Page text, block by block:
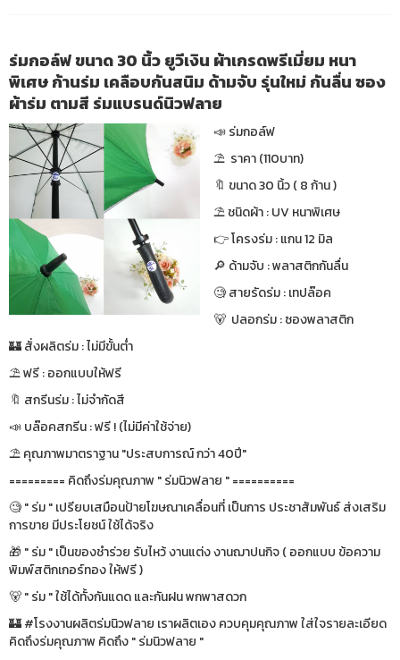
ร่มกอล์ฟ ขนาด 30 นิ้ว ยูวีเงิน ผ้าเกรดพรีเมี่ยม หนา
พิเศษ ก้านร่ม เคลือบกันสนิม ด้ามจับ รุ่นใหม่ กันลื่น ซอง
ผ้าร่ม ตามสี ร่มแบรนด์นิวฟลาย
📣 ร่มกอล์ฟ
⛱ ราคา (110บาท)
🔖 ขนาด 30 นิ้ว ( 8 ก้าน )
⛱ ชนิดผ้า : UV หนาพิเศษ
👉 โครงร่ม : แกน 12 มิล
🔎 ด้ามจับ : พลาสติกกันลื่น
🧐 สายรัดร่ม : เทปล๊อค
🐻 ปลอกร่ม : ซองพลาสติก
🏰 สั่งผลิตร่ม : ไม่มีขั้นต่ำ
⛱ ฟรี : ออกแบบให้ฟรี
🔖 สกรีนร่ม : ไม่จำกัดสี
📣 บล๊อคสกรีน : ฟรี ! (ไม่มีค่าใช้จ่าย)
⛱ คุณภาพมาตราฐาน "ประสบการณ์ กว่า 40ปี"
========= คิดถึงร่มคุณภาพ " ร่มนิวฟลาย " ==========
🧐 " ร่ม " เปรียบเสมือนป้ายโฆษณาเคลื่อนที่ เป็นการ ประชาสัมพันธ์ ส่งเสริม
การขาย มีประโยชน์ ใช้ได้จริง
🎁 " ร่ม " เป็นของชำร่วย รับไหว้ งานแต่ง งานฌาปนกิจ ( ออกแบบ ข้อความ
พิมพ์สติกเกอร์ทอง ให้ฟรี )
🐻 " ร่ม " ใช้ได้ทั้งกันแดด และกันฝน พกพาสดวก
🏰 #โรงงานผลิตร่มนิวฟลาย เราผลิตเอง ควบคุมคุณภาพ ใส่ใจรายละเอียด
คิดถึงร่มคุณภาพ คิดถึง " ร่มนิวฟลาย "